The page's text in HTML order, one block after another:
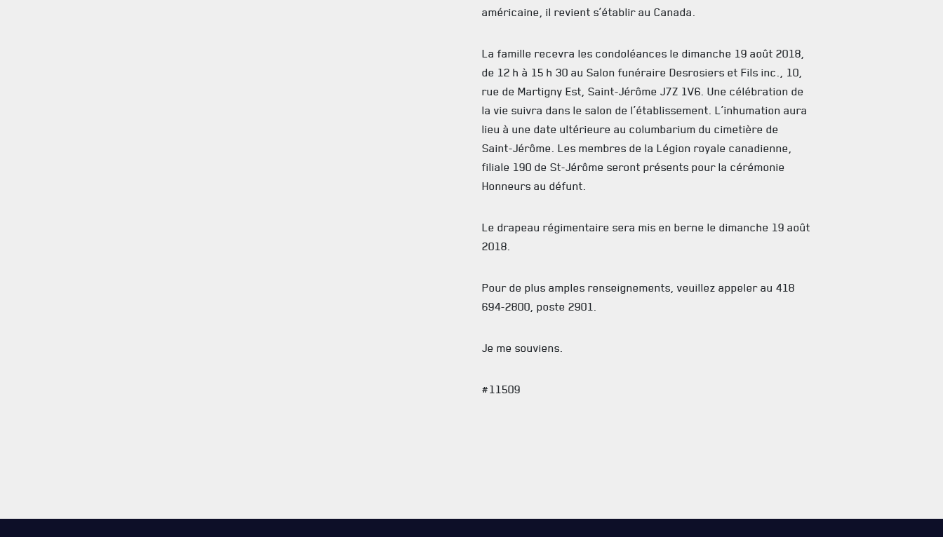
américaine, il revient s’établir au Canada.
La famille recevra les condoléances le dimanche 19 août 2018,
de 12 h à 15 h 30 au Salon funéraire Desrosiers et Fils inc., 10,
rue de Martigny Est, Saint-Jérôme J7Z 1V6. Une célébration de
la vie suivra dans le salon de l’établissement. L’inhumation aura
lieu à une date ultérieure au columbarium du cimetière de
Saint-Jérôme. Les membres de la Légion royale canadienne,
filiale 190 de St-Jérôme seront présents pour la cérémonie
Honneurs au défunt.
Le drapeau régimentaire sera mis en berne le dimanche 19 août
2018.
Pour de plus amples renseignements, veuillez appeler au 418
694-2800, poste 2901.
Je me souviens.
#11509